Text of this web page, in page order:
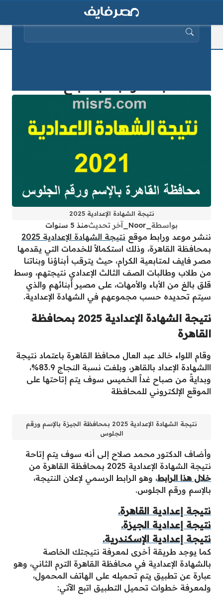
نتيجة الشهادة الإعدادية 2025
بواسطة آخر تحديثمنذ 5 سنوات
ننشر موعد ورابط موقع نتيجة الشهادة الإعدادية 2025
بمحافظة القاهرة، وذلك استكمالاً للخدمات التي يقدمها
مصر فايف لمتابعية الكرام، حيث يترقب أبناؤنا وبناتنا
من طلاب وطالبات الصف الثالث الإعدادي نتيجتهم، وسط
قلق بالغ من الأباء والأمهات، على مصير أبنائهم والذي
سيتم تحديده حسب مجموعهم في الشهادة الإعدادية.
نتيجة الشهادة الإعدادية 2025 بمحافظة
القاهرة
وقام اللواء خالد عبد العال محافظ القاهرة باعتماد نتيجة
االشهادة الإعداد بالقاهر، وبلغت نسبة النجاج 83.9%،
وبدايةً من صباح غداً الخميس سوف يتم إتاحتها على
الموقع الإلكتروني للمحافظة
نتيجة الشهادة الإعدادية 2025 بمحافظة الجيزة بالإسم ورقم
الجلوس
وأضاف الدكتور محمد صلاح إلى أنه سوف يتم إتاحة
نتيجة الشهادة الإعدادية 2025 بمحافظة القاهرة من
خلال هذا الرابط، وهو الرابط الرسمي لإعلان النتيجة،
بالإسم ورقم الجلوس.
نتيجة إعدادية القاهرة.
نتيجة إعدادية الجيزة.
نتيجة إعدادية الإسكندرية.
كما يوجد طريقة أخرى لمعرفة نتيجتك الخاصة
بالشهادة الإعدادية في محافظة القاهرة الترم الثاني، وهو
عبارة عن تطبيق يتم تحميله على الهاتف المحمول،
ولمعرفة خطوات تحميل التطبيق اتبع الآتي:
البحث عن: